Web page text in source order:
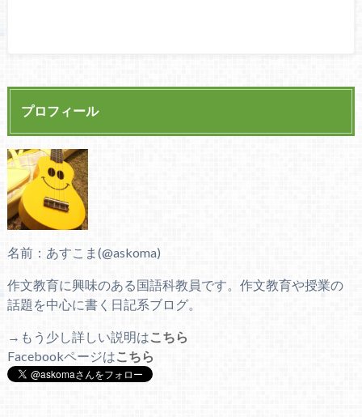
プロフィール
名前：あすこま(@askoma)
作文教育に興味のある国語科教員です。作文教育や授業の
話題を中心に書く日記系ブログ。
→もう少し詳しい説明はこちら
Facebookページはこちら